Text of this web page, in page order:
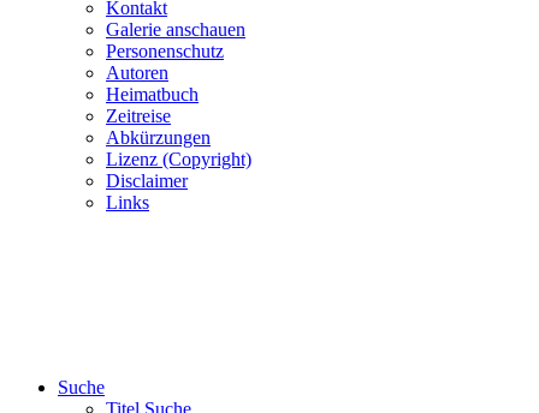
Kontakt
Galerie anschauen
Personenschutz
Autoren
Heimatbuch
Zeitreise
Abkürzungen
Lizenz (Copyright)
Disclaimer
Links
Suche
Titel Suche